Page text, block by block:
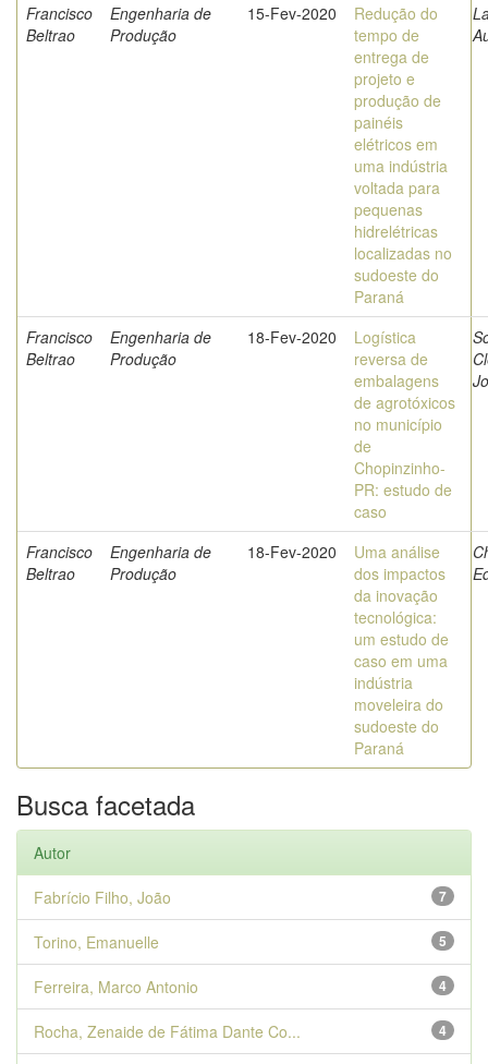
Francisco
Beltrao
Engenharia de
Produção
15-Fev-2020
Redução do
tempo de
entrega de
projeto e
produção de
painéis
elétricos em
uma indústria
voltada para
pequenas
hidrelétricas
localizadas no
sudoeste do
Paraná
Francisco
Beltrao
Engenharia de
Produção
18-Fev-2020
Logística
reversa de
embalagens
de agrotóxicos
no município
de
Chopinzinho-
PR: estudo de
caso
Francisco
Beltrao
Engenharia de
Produção
18-Fev-2020
Uma análise
dos impactos
da inovação
tecnológica:
um estudo de
caso em uma
indústria
moveleira do
sudoeste do
Paraná
Busca facetada
Autor
7
Fabrício Filho, João
5
Torino, Emanuelle
4
Ferreira, Marco Antonio
4
Rocha, Zenaide de Fátima Dante Co...